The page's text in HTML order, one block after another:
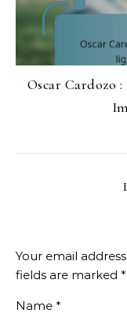
Oscar Cardozo
Your email
fields are marked *
Name *